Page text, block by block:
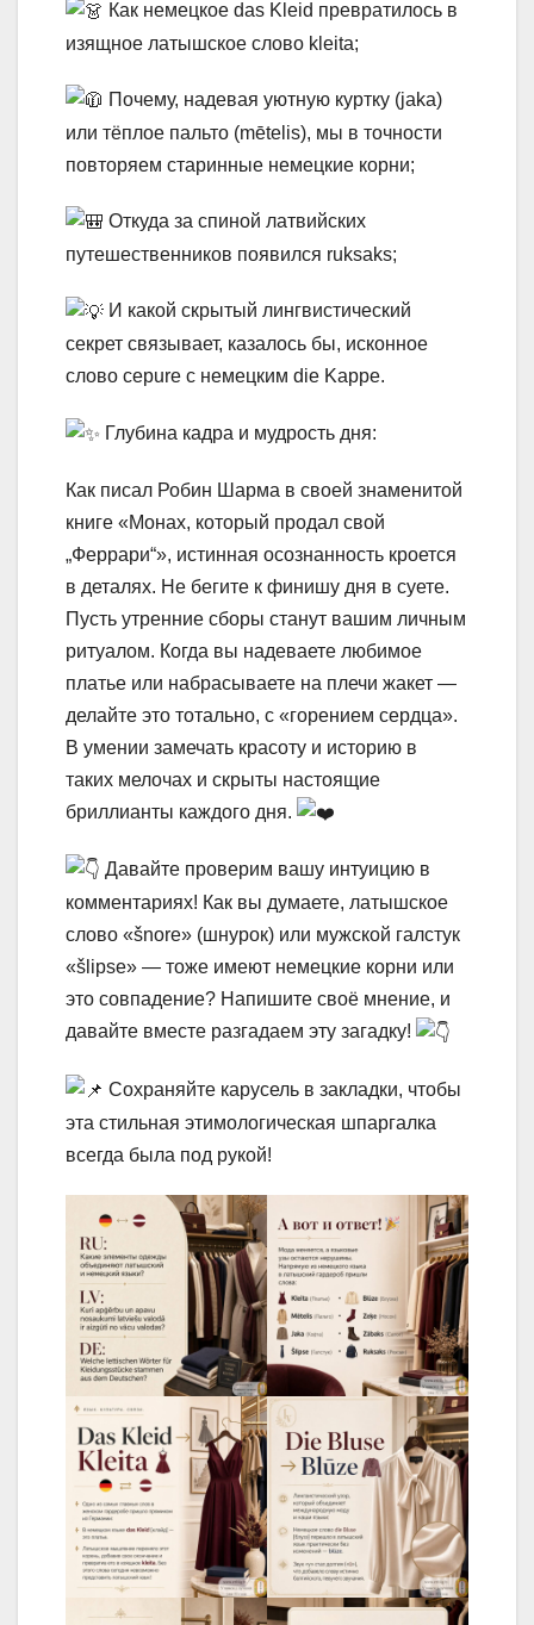
Как немецкое das Kleid превратилось в
изящное латышское слово kleita;
Почему, надевая уютную куртку (jaka)
или тёплое пальто (mētelis), мы в точности
повторяем старинные немецкие корни;
Откуда за спиной латвийских
путешественников появился ruksaks;
И какой скрытый лингвистический
секрет связывает, казалось бы, исконное
слово cepure с немецким die Kappe.
Глубина кадра и мудрость дня:
Как писал Робин Шарма в своей знаменитой
книге «Монах, который продал свой
„Феррари“», истинная осознанность кроется
в деталях. Не бегите к финишу дня в суете.
Пусть утренние сборы станут вашим личным
ритуалом. Когда вы надеваете любимое
платье или набрасываете на плечи жакет —
делайте это тотально, с «горением сердца».
В умении замечать красоту и историю в
таких мелочах и скрыты настоящие
бриллианты каждого дня.
Давайте проверим вашу интуицию в
комментариях! Как вы думаете, латышское
слово «šnore» (шнурок) или мужской галстук
«šlipse» — тоже имеют немецкие корни или
это совпадение? Напишите своё мнение, и
давайте вместе разгадаем эту загадку!
Сохраняйте карусель в закладки, чтобы
эта стильная этимологическая шпаргалка
всегда была под рукой!